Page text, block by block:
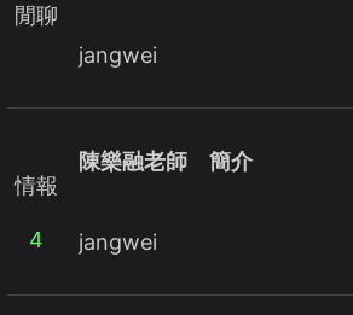
閒聊
jangwei
情報
4
陳樂融老師 簡介
jangwei